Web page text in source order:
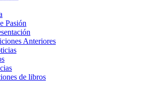
Pasión
Anteriores
de libros